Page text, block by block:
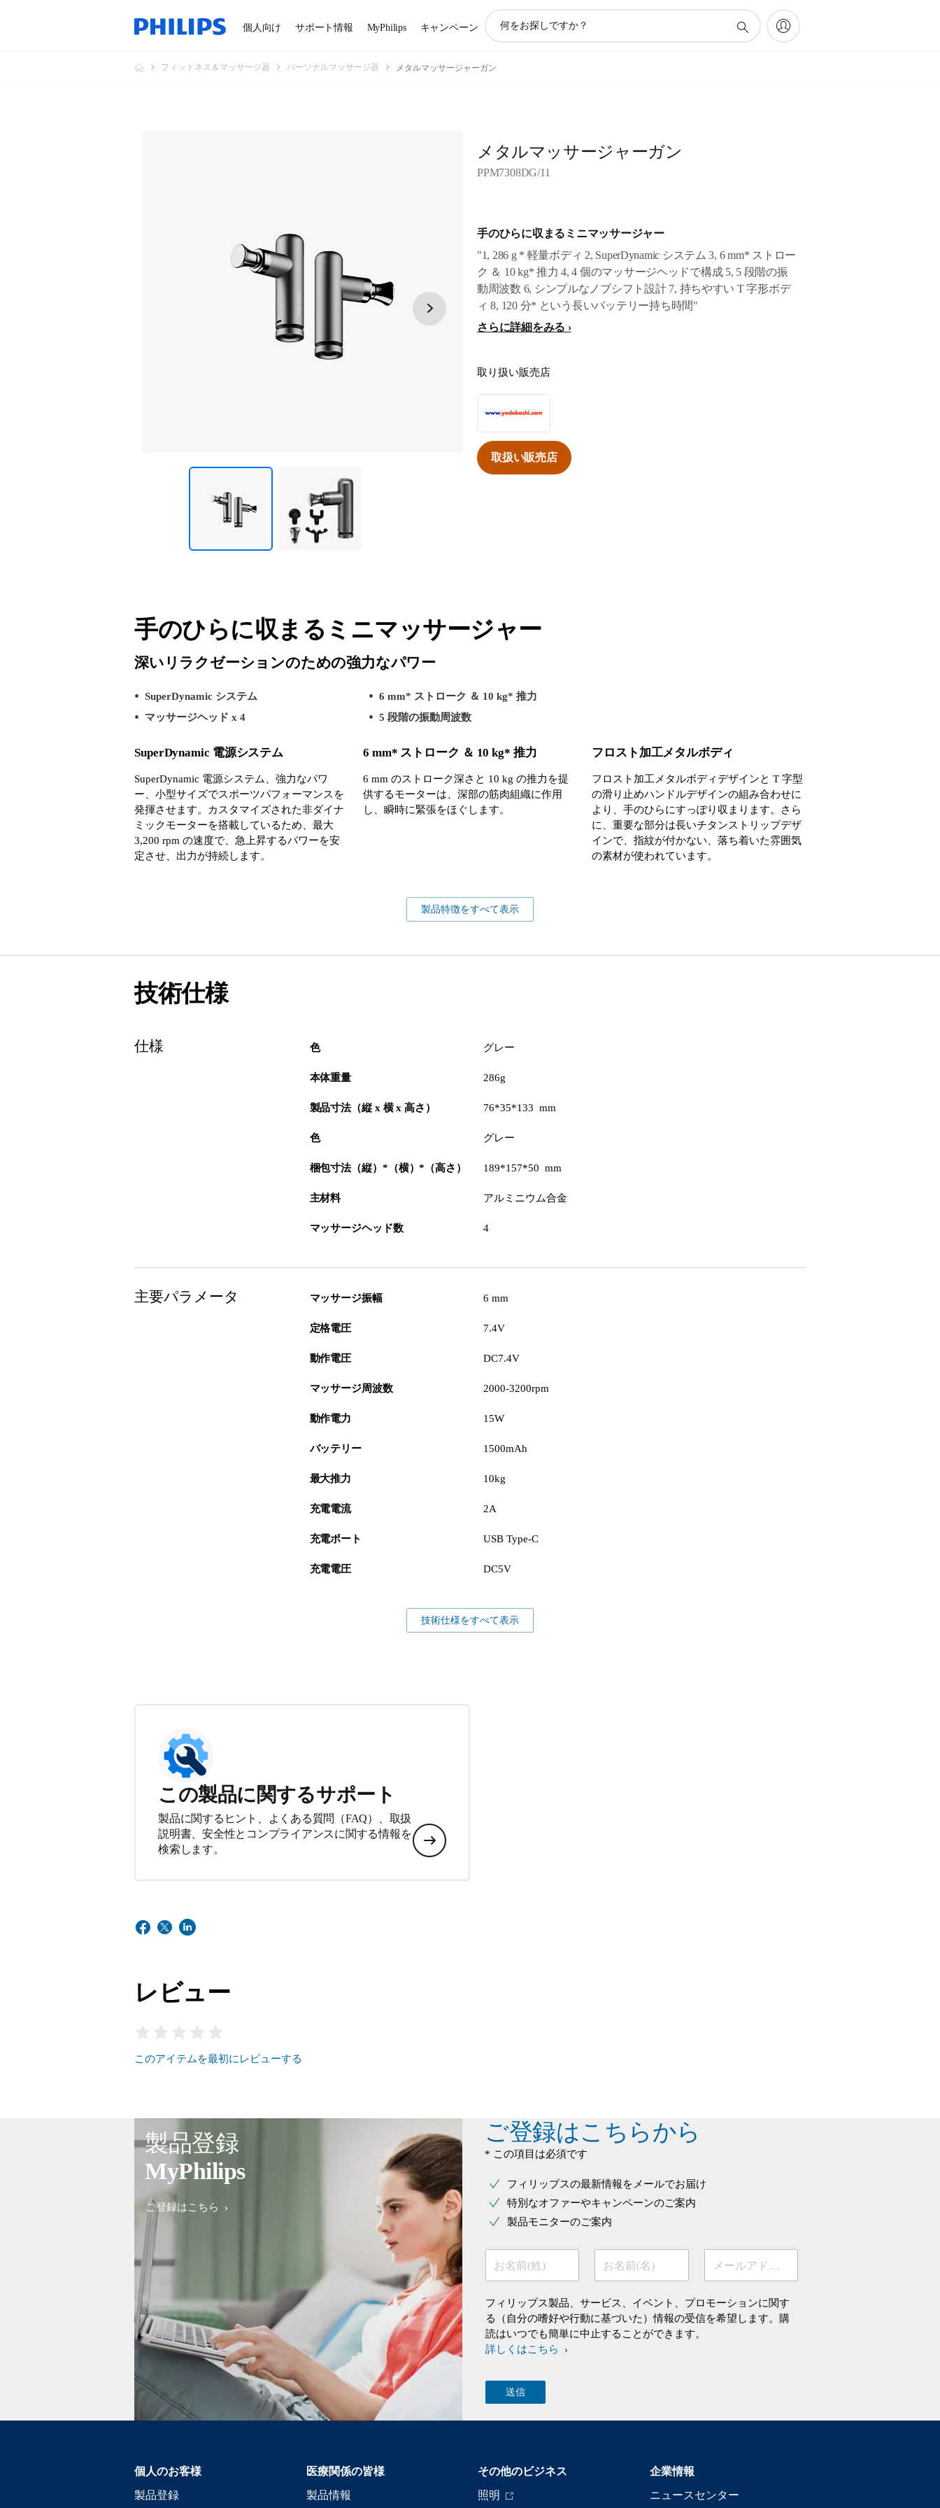
個人向け サポート情報 MyPhilips キャンペーン
ン
索
フィットネス＆マッサージ器 パーソナルマッサージ器 メタルマッサージャーガン
メタルマッサージャーガン
PPM7308DG/11
手のひらに収まるミニマッサージャー
"1, 286 g * 軽量ボディ 2, SuperDynamic システム 3, 6 mm* ストロー
ク ＆ 10 kg* 推力 4, 4 個のマッサージヘッドで構成 5, 5 段階の振
動周波数 6, シンプルなノブシフト設計 7, 持ちやすい T 字形ボデ
ィ 8, 120 分* という長いバッテリー持ち時間"
さらに詳細をみる
取り扱い販売店
取扱い販売店
手のひらに収まるミニマッサージャー
深いリラクゼーションのための強力なパワー
SuperDynamic システム
6 mm* ストローク ＆ 10 kg* 推力
マッサージヘッド x 4
5 段階の振動周波数
SuperDynamic 電源システム
SuperDynamic 電源システム、強力なパワ
ー、小型サイズでスポーツパフォーマンスを
発揮させます。カスタマイズされた非ダイナ
ミックモーターを搭載しているため、最大
3,200 rpm の速度で、急上昇するパワーを安
定させ、出力が持続します。
6 mm* ストローク ＆ 10 kg* 推力
6 mm のストローク深さと 10 kg の推力を提
供するモーターは、深部の筋肉組織に作用
し、瞬時に緊張をほぐします。
フロスト加工メタルボディ
フロスト加工メタルボディデザインと T 字型
の滑り止めハンドルデザインの組み合わせに
より、手のひらにすっぽり収まります。さら
に、重要な部分は長いチタンストリップデザ
インで、指紋が付かない、落ち着いた雰囲気
の素材が使われています。
製品特徴をすべて表示
技術仕様
仕様 色 グレー
本体重量 286g
製品寸法（縦 x 横 x 高さ） 76*35*133 mm
色 グレー
梱包寸法（縦）*（横）*（高さ） 189*157*50 mm
主材料 アルミニウム合金
マッサージヘッド数 4
主要パラメータ マッサージ振幅 6 mm
定格電圧 7.4V
動作電圧 DC7.4V
マッサージ周波数 2000-3200rpm
動作電力 15W
バッテリー 1500mAh
最大推力 10kg
充電電流 2A
充電ポート USB Type-C
充電電圧 DC5V
技術仕様をすべて表示
この製品に関するサポート
製品に関するヒント、よくある質問（FAQ）、取扱
説明書、安全性とコンプライアンスに関する情報を
検索します。
レビュー
このアイテムを最初にレビューする
製品登録
MyPhilips
ご登録はこちら
ご登録はこちらから
* この項目は必須です
フィリップスの最新情報をメールでお届け
特別なオファーやキャンペーンのご案内
製品モニターのご案内
お名前(姓) お名前(名) メールアドレス
フィリップス製品、サービス、イベント、プロモーションに関す
る（自分の嗜好や行動に基づいた）情報の受信を希望します。購
読はいつでも簡単に中止することができます。
詳しくはこちら
個人のお客様
製品登録
医療関係の皆様
製品情報
その他のビジネス
照明
企業情報
ニュースセンター